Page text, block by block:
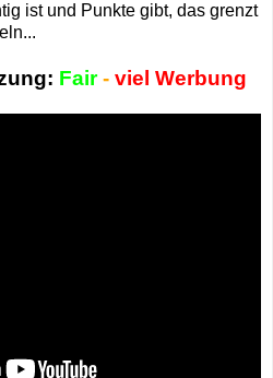
ist und Punkte gibt, das grenzt
Fair- viel Werbung